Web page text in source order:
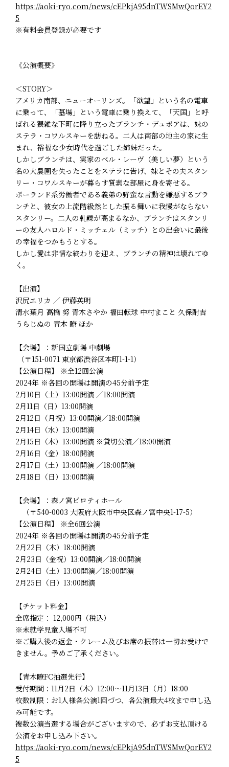
https://aoki-ryo.com/news/cEPkjA95dnTWSMwQorEY2
5
※有料会員登録が必要です
《公演概要》
＜STORY＞
アメリカ南部、ニューオーリンズ。「欲望」という名の電車
に乗って、「墓場」という電車に乗り換えて、「天国」と呼
ばれる猥雑な下町に降り立ったブランチ・デュボアは、妹の
ステラ・コワルスキーを訪ねる。二人は南部の地主の家に生
まれ、裕福な少女時代を過ごした姉妹だった。
しかしブランチは、実家のベル・レーヴ（美しい夢）という
名の大農園を失ったことをステラに告げ、妹とその夫スタン
リー・コワルスキーが暮らす質素な部屋に身を寄せる。
ポーランド系労働者である義弟の野蛮な言動を嫌悪するブラ
ンチと、彼女の上流階級然とした振る舞いに我慢がならない
スタンリー。二人の軋轢が高まるなか、ブランチはスタンリ
ーの友人ハロルド・ミッチェル（ミッチ）との出会いに最後
の幸福をつかもうとする。
しかし愛は非情な終わりを迎え、ブランチの精神は壊れてゆ
く。
【出演】
沢尻エリカ ／ 伊藤英明
清水葉月 高橋 努 青木さやか 福田転球 中村まこと 久保酎吉
うらじぬの 青木 瞭 ほか
【会場】：新国立劇場 中劇場
（〒151-0071 東京都渋谷区本町1-1-1）
【公演日程】 ※全12回公演
2024年 ※各回の開場は開演の45分前予定
2月10日（土）13:00開演 ／18:00開演
2月11日（日）13:00開演
2月12日（月祝）13:00開演／18:00開演
2月14日（水）13:00開演
2月15日（木）13:00開演 ※貸切公演／18:00開演
2月16日（金）18:00開演
2月17日（土）13:00開演 ／18:00開演
2月18日（日）13:00開演
【会場】：森ノ宮ピロティホール
（〒540-0003 大阪府大阪市中央区森ノ宮中央1-17-5）
【公演日程】 ※全6回公演
2024年 ※各回の開場は開演の45分前予定
2月22日（木）18:00開演
2月23日（金祝）13:00開演／18:00開演
2月24日（土）13:00開演／18:00開演
2月25日（日）13:00開演
【チケット料金】
全席指定： 12,000円（税込）
※未就学児童入場不可
※ご購入後の返金・クレーム及びお席の振替は一切お受けで
きません。予めご了承ください。
【青木瞭FC抽選先行】
受付期間：11月2日（木）12:00～11月13日（月）18:00
枚数制限：お1人様各公演1回づつ、各公演最大4枚まで申し込
み可能です。
複数公演当選する場合がございますので、必ずお支払頂ける
公演をお申し込み下さい。
https://aoki-ryo.com/news/cEPkjA95dnTWSMwQorEY2
5